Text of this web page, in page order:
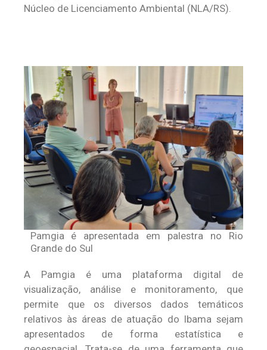
Núcleo de Licenciamento Ambiental (NLA/RS).
Pamgia é apresentada em palestra no Rio
Grande do Sul
A Pamgia é uma plataforma digital de
visualização, análise e monitoramento, que
permite que os diversos dados temáticos
relativos às áreas de atuação do Ibama sejam
apresentados de forma estatística e